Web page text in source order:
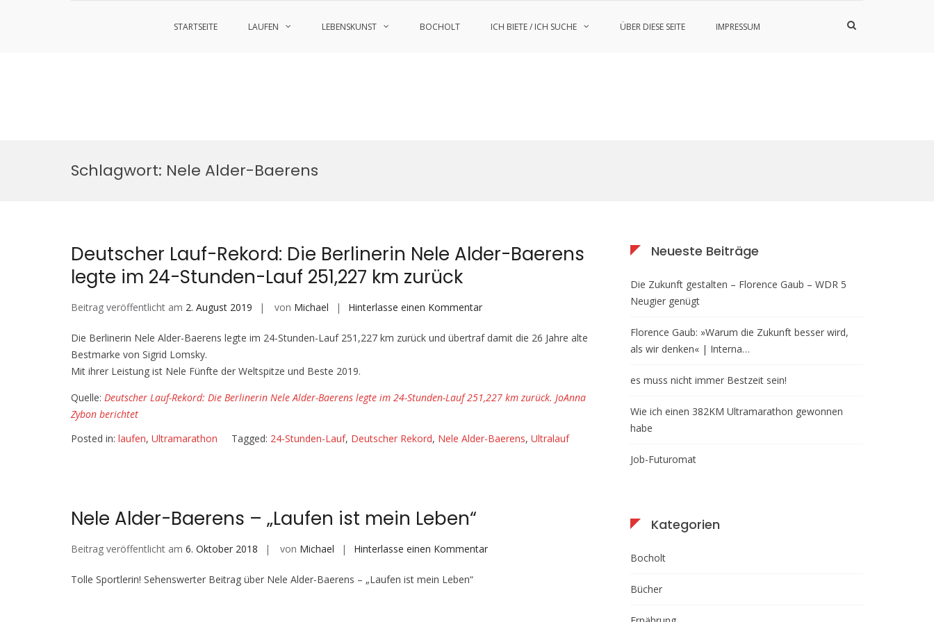
STARTSEITE LAUFEN LEBENSKUNST BOCHOLT ICH BIETE / ICH SUCHE ÜBER DIESE SEITE IMPRESSUM
Such-
Schlagwort: Nele Alder-Baerens
Deutscher Lauf-Rekord: Die Berlinerin Nele Alder-Baerens
legte im 24-Stunden-Lauf 251,227 km zurück
Beitrag veröffentlicht am 2. August 2019 von Michael Hinterlasse einen Kommentarauf
Lauf-
Nele
Baerens
km
Die Berlinerin Nele Alder-Baerens legte im 24-Stunden-Lauf 251,227 km zurück und übertraf damit die 26 Jahre alte
Bestmarke von Sigrid Lomsky.
Mit ihrer Leistung ist Nele Fünfte der Weltspitze und Beste 2019.
Quelle: Deutscher Lauf-Rekord: Die Berlinerin Nele Alder-Baerens legte im 24-Stunden-Lauf 251,227 km zurück. JoAnna
Zybon berichtet
Posted in: laufen, Ultramarathon Tagged: 24-Stunden-Lauf, Deutscher Rekord, Nele Alder-Baerens, Ultralauf
Nele Alder-Baerens – „Laufen ist mein Leben“
Beitrag veröffentlicht am 6. Oktober 2018 von Michael Hinterlasse einen Kommentarauf
Tolle Sportlerin! Sehenswerter Beitrag über Nele Alder-Baerens – „Laufen ist mein Leben“
Neueste Beiträge
Die Zukunft gestalten – Florence Gaub – WDR 5
Neugier genügt
Florence Gaub: »Warum die Zukunft besser wird,
als wir denken« | Interna…
es muss nicht immer Bestzeit sein!
Wie ich einen 382KM Ultramarathon gewonnen
habe
Job-Futuromat
Kategorien
Bocholt
Bücher